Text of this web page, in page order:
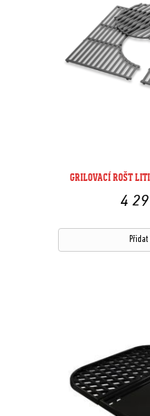
GRILOVACÍ ROŠT
4
Přidat